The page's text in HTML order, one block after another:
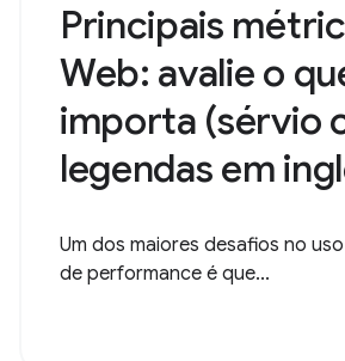
Principais
Web: avalie o
importa (sérvio
legendas em
Um dos maiores desafios no
de performance é que...